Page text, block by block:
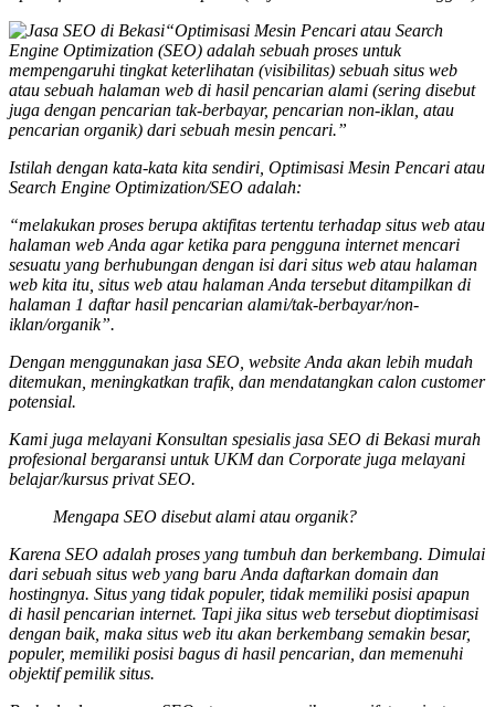
“Optimisasi Mesin Pencari atau Search
Engine Optimization (SEO) adalah sebuah proses untuk
mempengaruhi tingkat keterlihatan (visibilitas) sebuah situs web
atau sebuah halaman web di hasil pencarian alami (sering disebut
juga dengan pencarian tak-berbayar, pencarian non-iklan, atau
pencarian organik) dari sebuah mesin pencari.”
Istilah dengan kata-kata kita sendiri, Optimisasi Mesin Pencari atau
Search Engine Optimization/SEO adalah:
“melakukan proses berupa aktifitas tertentu terhadap situs web atau
halaman web Anda agar ketika para pengguna internet mencari
sesuatu yang berhubungan dengan isi dari situs web atau halaman
web kita itu, situs web atau halaman Anda tersebut ditampilkan di
halaman 1 daftar hasil pencarian alami/tak-berbayar/non-
iklan/organik”.
Dengan menggunakan jasa SEO, website Anda akan lebih mudah
ditemukan, meningkatkan trafik, dan mendatangkan calon customer
potensial.
Kami juga melayani Konsultan spesialis jasa SEO di Bekasi murah
profesional bergaransi untuk UKM dan Corporate juga melayani
belajar/kursus privat SEO.
Mengapa SEO disebut alami atau organik?
Karena SEO adalah proses yang tumbuh dan berkembang. Dimulai
dari sebuah situs web yang baru Anda daftarkan domain dan
hostingnya. Situs yang tidak populer, tidak memiliki posisi apapun
di hasil pencarian internet. Tapi jika situs web tersebut dioptimisasi
dengan baik, maka situs web itu akan berkembang semakin besar,
populer, memiliki posisi bagus di hasil pencarian, dan memenuhi
objektif pemilik situs.